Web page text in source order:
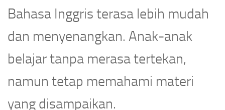
Bahasa Inggris terasa lebih mudah
dan menyenangkan. Anak-anak
belajar tanpa merasa tertekan,
namun tetap memahami materi
yang disampaikan.